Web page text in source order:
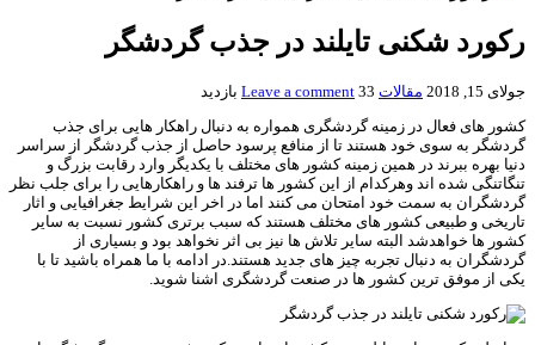
رکورد شکنی تایلند در جذب گردشگر
جولای 15, 2018 مقالات Leave a comment 33 بازدید
کشور های فعال در زمینه گردشگری همواره به دنبال راهکار هایی برای جذب
گردشگر به سوی خود هستند تا از منافع پرسود حاصل از جذب گردشگر از سراسر
دنیا بهره ببرند در همین زمینه کشور های مختلف با یکدیگر وارد رقابت بزرگ و
تنگاتنگی شده اند وهرکدام از این کشور ها ترفند ها و راهکارهایی را برای جلب نظر
گردشگران به سمت خود امتحان می کنند اما در اخر این شرایط جغرافیایی و اثار
تاریخی و طبیعی کشور های مختلف هستند که سبب برتری کشور نسبت به سایر
کشور ها خواهدشد البته سایر تلاش ها نیز بی اثر نخواهد بود و بسیاری از
گردشگران به دنبال تجربه چیز های جدید هستند.در ادامه با ما همراه باشید تا با
یکی از موفق ترین کشور ها در صنعت گردشگری اشنا شوید.